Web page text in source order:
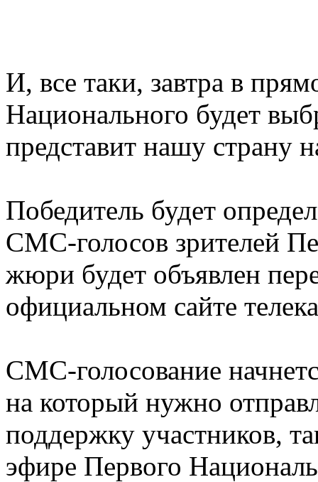
И, все таки, завтра в
Национального будет
представит нашу страну
Победитель будет
СМС-голосов зрителей
жюри будет объявлен
официальном сайте
СМС-голосование
на который нужно
поддержку участников,
эфире Первого